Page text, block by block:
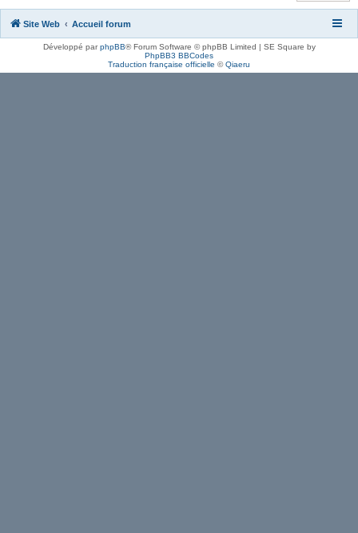
Site Web Accueil forum
Développé parphpBB® Forum Software © phpBB Limited | SE Square by
PhpBB3 BBCodes
Traduction française officielle ©Qiaeru